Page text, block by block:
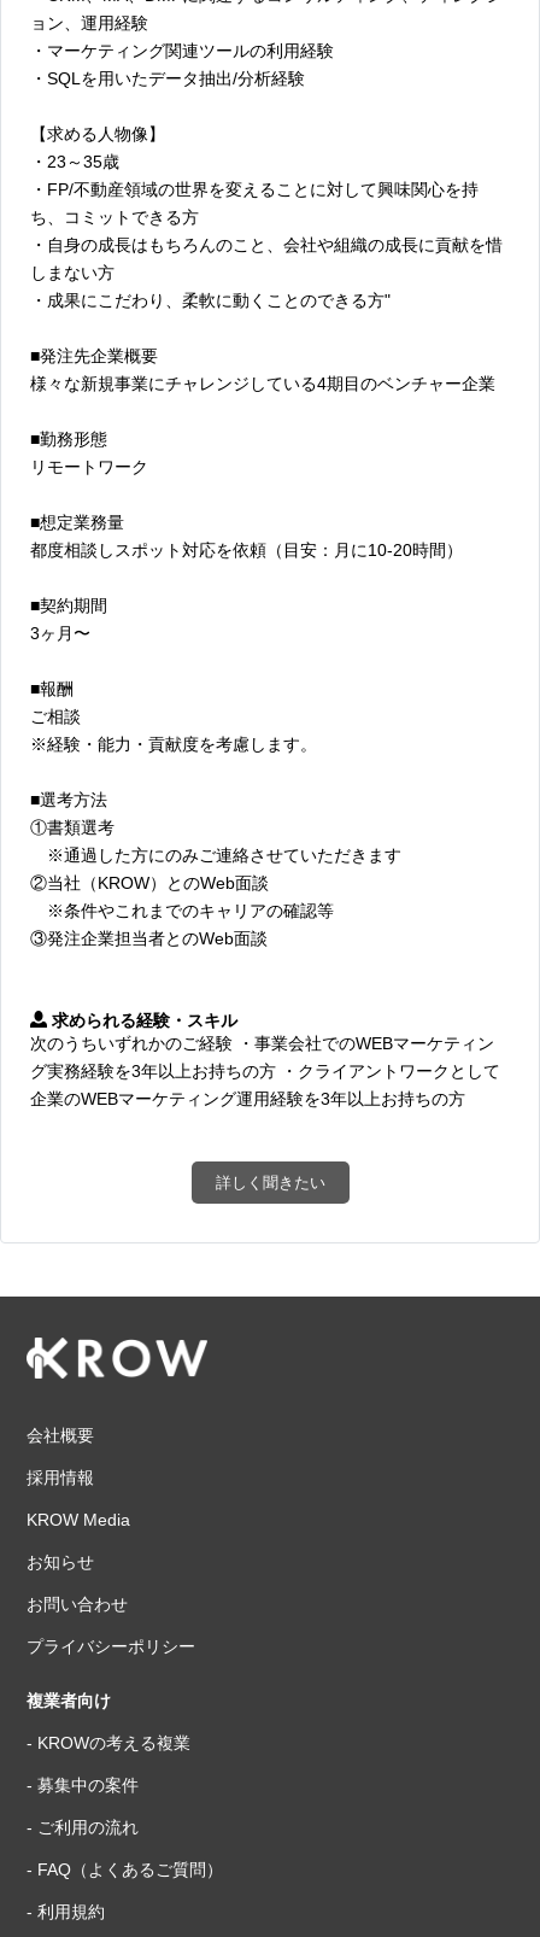
ョン、運用経験
・マーケティング関連ツールの利用経験
・SQLを用いたデータ抽出/分析経験
【求める人物像】
・23～35歳
・FP/不動産領域の世界を変えることに対して興味関心を持
ち、コミットできる方
・自身の成長はもちろんのこと、会社や組織の成長に貢献を惜
しまない方
・成果にこだわり、柔軟に動くことのできる方"
■発注先企業概要
様々な新規事業にチャレンジしている4期目のベンチャー企業
■勤務形態
リモートワーク
■想定業務量
都度相談しスポット対応を依頼（目安：月に10-20時間）
■契約期間
3ヶ月〜
■報酬
ご相談
※経験・能力・貢献度を考慮します。
■選考方法
①書類選考
※通過した方にのみご連絡させていただきます
②当社（KROW）とのWeb面談
※条件やこれまでのキャリアの確認等
③発注企業担当者とのWeb面談
求められる経験・スキル
次のうちいずれかのご経験 ・事業会社でのWEBマーケティン
グ実務経験を3年以上お持ちの方 ・クライアントワークとして
企業のWEBマーケティング運用経験を3年以上お持ちの方
詳しく聞きたい
会社概要
採用情報
KROW Media
お知らせ
お問い合わせ
プライバシーポリシー
複業者向け
- KROWの考える複業
- 募集中の案件
- ご利用の流れ
- FAQ（よくあるご質問）
- 利用規約